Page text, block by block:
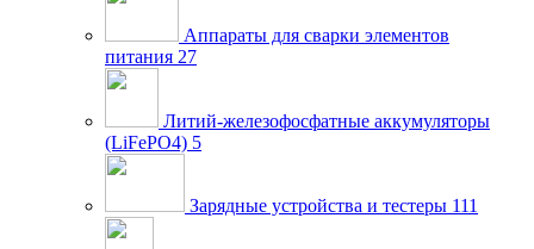
Аппараты для сварки элементов
питания 27
Литий-железофосфатные аккумуляторы
(LiFePO4) 5
Зарядные устройства и тестеры 111